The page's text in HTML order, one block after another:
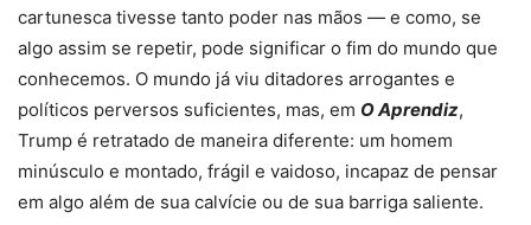
cartunesca tivesse tanto poder nas mãos — e como, se
algo assim se repetir, pode significar o fim do mundo que
conhecemos. O mundo já viu ditadores arrogantes e
políticos perversos suficientes, mas, em O Aprendiz,
Trump é retratado de maneira diferente: um homem
minúsculo e montado, frágil e vaidoso, incapaz de pensar
em algo além de sua calvície ou de sua barriga saliente.